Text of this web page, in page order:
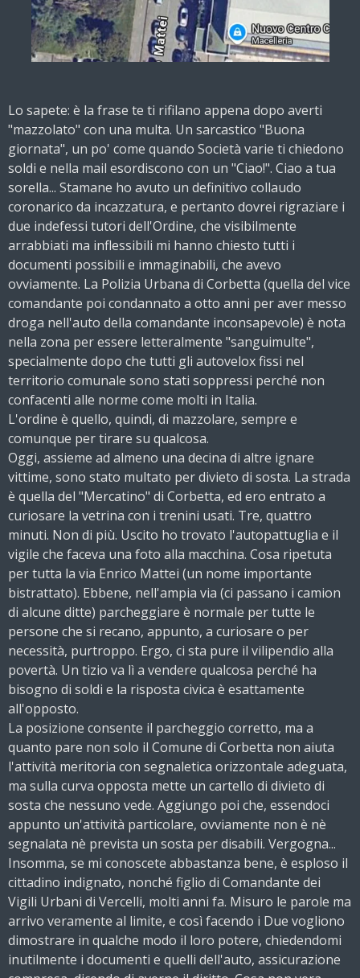
Lo sapete: è la frase te ti rifilano appena dopo averti
"mazzolato" con una multa. Un sarcastico "Buona
giornata", un po' come quando Società varie ti chiedono
soldi e nella mail esordiscono con un "Ciao!". Ciao a tua
sorella... Stamane ho avuto un definitivo collaudo
coronarico da incazzatura, e pertanto dovrei rigraziare i
due indefessi tutori dell'Ordine, che visibilmente
arrabbiati ma inflessibili mi hanno chiesto tutti i
documenti possibili e immaginabili, che avevo
ovviamente. La Polizia Urbana di Corbetta (quella del vice
comandante poi condannato a otto anni per aver messo
droga nell'auto della comandante inconsapevole) è nota
nella zona per essere letteralmente "sanguimulte",
specialmente dopo che tutti gli autovelox fissi nel
territorio comunale sono stati soppressi perché non
confacenti alle norme come molti in Italia.
L'ordine è quello, quindi, di mazzolare, sempre e
comunque per tirare su qualcosa.
Oggi, assieme ad almeno una decina di altre ignare
vittime, sono stato multato per divieto di sosta. La strada
è quella del "Mercatino" di Corbetta, ed ero entrato a
curiosare la vetrina con i trenini usati. Tre, quattro
minuti. Non di più. Uscito ho trovato l'autopattuglia e il
vigile che faceva una foto alla macchina. Cosa ripetuta
per tutta la via Enrico Mattei (un nome importante
bistrattato). Ebbene, nell'ampia via (ci passano i camion
di alcune ditte) parcheggiare è normale per tutte le
persone che si recano, appunto, a curiosare o per
necessità, purtroppo. Ergo, ci sta pure il vilipendio alla
povertà. Un tizio va lì a vendere qualcosa perché ha
bisogno di soldi e la risposta civica è esattamente
all'opposto.
La posizione consente il parcheggio corretto, ma a
quanto pare non solo il Comune di Corbetta non aiuta
l'attività meritoria con segnaletica orizzontale adeguata,
ma sulla curva opposta mette un cartello di divieto di
sosta che nessuno vede. Aggiungo poi che, essendoci
appunto un'attività particolare, ovviamente non è nè
segnalata nè prevista un sosta per disabili. Vergogna...
Insomma, se mi conoscete abbastanza bene, è esploso il
cittadino indignato, nonché figlio di Comandante dei
Vigili Urbani di Vercelli, molti anni fa. Misuro le parole ma
arrivo veramente al limite, e così facendo i Due vogliono
dimostrare in qualche modo il loro potere, chiedendomi
inutilmente i documenti e quelli dell'auto, assicurazione